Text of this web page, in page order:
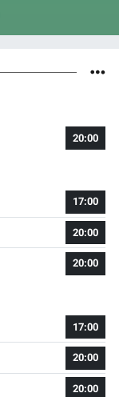
20:00
17:00
20:00
20:00
17:00
20:00
20:00